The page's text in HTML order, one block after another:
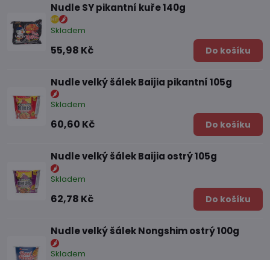
Nudle SY pikantní kuře 140g
Skladem
55,98 Kč Do košíku
Nudle velký šálek Baijia pikantní 105g
Skladem
60,60 Kč Do košíku
Nudle velký šálek Baijia ostrý 105g
Skladem
62,78 Kč Do košíku
Nudle velký šálek Nongshim ostrý 100g
Skladem